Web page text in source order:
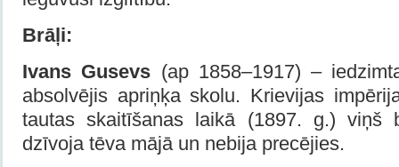
Brāļi:
Ivans Gusevs (ap 1858–1917) –
absolvējis apriņķa skolu. Krievijas
tautas skaitīšanas laikā (1897. g.) viņš
dzīvoja tēva mājā un nebija precējies.